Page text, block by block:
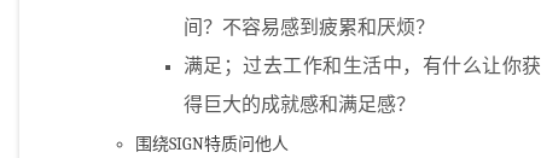
间？不容易感到疲累和厌烦？
满足；过去工作和生活中，有什么让你获
得巨大的成就感和满足感？
围绕SIGN特质问他人